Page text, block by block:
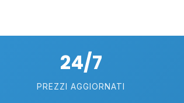
24/7
PREZZI AGGIORNATI